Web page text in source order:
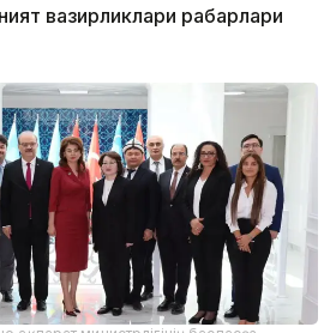
вазирликлари раҳбарлари